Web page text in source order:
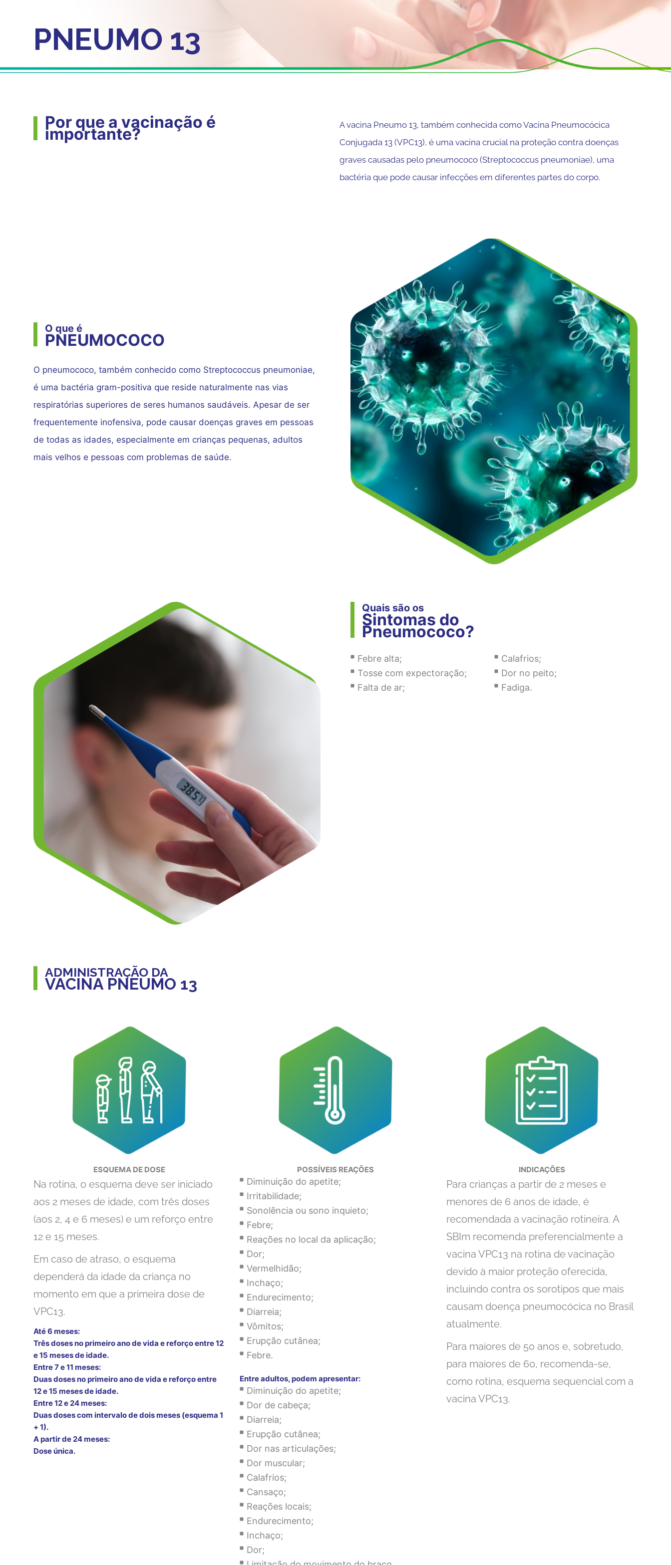
PNEUMO 13
Por que a vacinação é
importante?
A vacina Pneumo 13, também conhecida como Vacina Pneumocócica
Conjugada 13 (VPC13), é uma vacina crucial na proteção contra doenças
graves causadas pelo pneumococo (Streptococcus pneumoniae), uma
bactéria que pode causar infecções em diferentes partes do corpo.
O que é
PNEUMOCOCO
O pneumococo, também conhecido como Streptococcus pneumoniae,
é uma bactéria gram-positiva que reside naturalmente nas vias
respiratórias superiores de seres humanos saudáveis. Apesar de ser
frequentemente inofensiva, pode causar doenças graves em pessoas
de todas as idades, especialmente em crianças pequenas, adultos
mais velhos e pessoas com problemas de saúde.
Quais são os
Sintomas do
Pneumococo?
Febre alta;
Calafrios;
Tosse com expectoração;
Dor no peito;
Falta de ar;
Fadiga.
ADMINISTRAÇÃO DA
VACINA PNEUMO 13
ESQUEMA DE DOSE
Na rotina, o esquema deve ser iniciado
aos 2 meses de idade, com três doses
(aos 2, 4 e 6 meses) e um reforço entre
12 e 15 meses.
Em caso de atraso, o esquema
dependerá da idade da criança no
momento em que a primeira dose de
VPC13.
Até 6 meses:
Três doses no primeiro ano de vida e reforço entre 12
e 15 meses de idade.
Entre 7 e 11 meses:
Duas doses no primeiro ano de vida e reforço entre
12 e 15 meses de idade.
Entre 12 e 24 meses:
Duas doses com intervalo de dois meses (esquema 1
+ 1).
A partir de 24 meses:
Dose única.
POSSÍVEIS REAÇÕES
Diminuição do apetite;
Irritabilidade;
Sonolência ou sono inquieto;
Febre;
Reações no local da aplicação;
Dor;
Vermelhidão;
Inchaço;
Endurecimento;
Diarreia;
Vômitos;
Erupção cutânea;
Febre.
Entre adultos, podem apresentar:
Diminuição do apetite;
Dor de cabeça;
Diarreia;
Erupção cutânea;
Dor nas articulações;
Dor muscular;
Calafrios;
Cansaço;
Reações locais;
Endurecimento;
Inchaço;
Dor;
INDICAÇÕES
Para crianças a partir de 2 meses e
menores de 6 anos de idade, é
recomendada a vacinação rotineira. A
SBIm recomenda preferencialmente a
vacina VPC13 na rotina de vacinação
devido à maior proteção oferecida,
incluindo contra os sorotipos que mais
causam doença pneumocócica no Brasil
atualmente.
Para maiores de 50 anos e, sobretudo,
para maiores de 60, recomenda-se,
como rotina, esquema sequencial com a
vacina VPC13.